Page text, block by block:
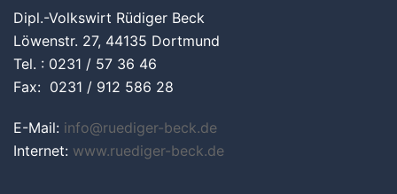
Dipl.-Volkswirt Rüdiger Beck
Löwenstr. 27, 44135 Dortmund
Tel. : 0231 / 57 36 46
Fax: 0231 / 912 586 28
E-Mail: info@ruediger-beck.de
Internet: www.ruediger-beck.de